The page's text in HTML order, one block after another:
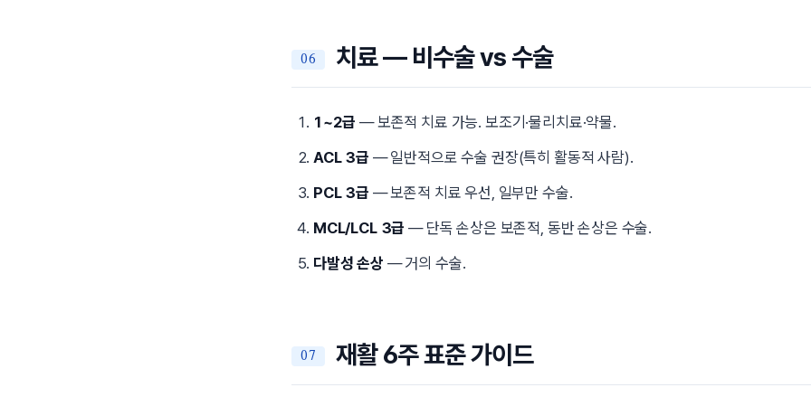
치료 — 비수술 vs 수술
1~2급 — 보존적 치료 가능. 보조기·물리치료·약물.
ACL 3급 — 일반적으로 수술 권장(특히 활동적 사람).
PCL 3급 — 보존적 치료 우선, 일부만 수술.
MCL/LCL 3급 — 단독 손상은 보존적, 동반 손상은 수술.
다발성 손상 — 거의 수술.
재활 6주 표준 가이드